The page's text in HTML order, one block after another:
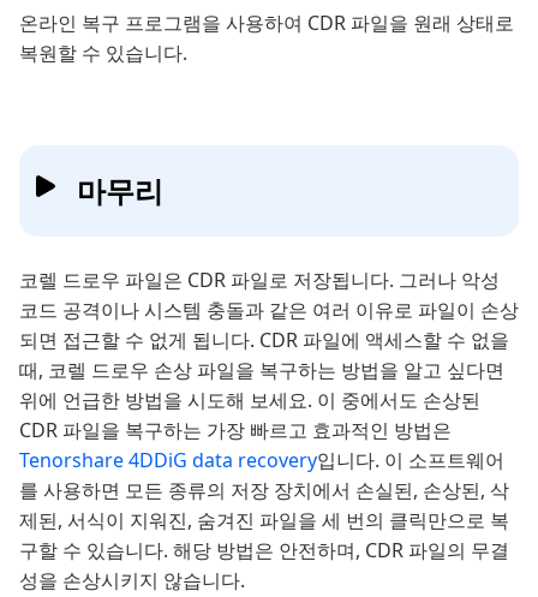
온라인 복구 프로그램을 사용하여 CDR 파일을 원래 상태로
복원할 수 있습니다.
마무리
코렐 드로우 파일은 CDR 파일로 저장됩니다. 그러나 악성
코드 공격이나 시스템 충돌과 같은 여러 이유로 파일이 손상
되면 접근할 수 없게 됩니다. CDR 파일에 액세스할 수 없을
때, 코렐 드로우 손상 파일을 복구하는 방법을 알고 싶다면
위에 언급한 방법을 시도해 보세요. 이 중에서도 손상된
CDR 파일을 복구하는 가장 빠르고 효과적인 방법은
Tenorshare 4DDiG data recovery입니다. 이 소프트웨어
를 사용하면 모든 종류의 저장 장치에서 손실된, 손상된, 삭
제된, 서식이 지워진, 숨겨진 파일을 세 번의 클릭만으로 복
구할 수 있습니다. 해당 방법은 안전하며, CDR 파일의 무결
성을 손상시키지 않습니다.